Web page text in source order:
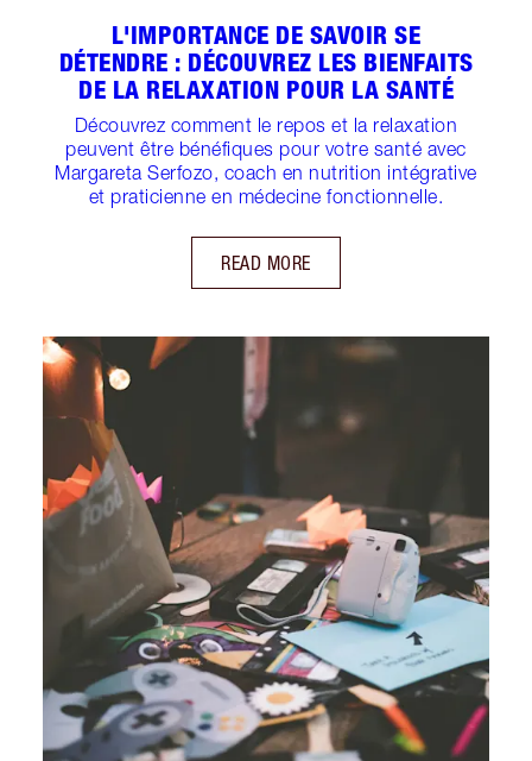
L'IMPORTANCE DE SAVOIR SE
DÉTENDRE : DÉCOUVREZ LES BIENFAITS
DE LA RELAXATION POUR LA SANTÉ
Découvrez comment le repos et la relaxation
peuvent être bénéfiques pour votre santé avec
Margareta Serfozo, coach en nutrition intégrative
et praticienne en médecine fonctionnelle.
READ MORE